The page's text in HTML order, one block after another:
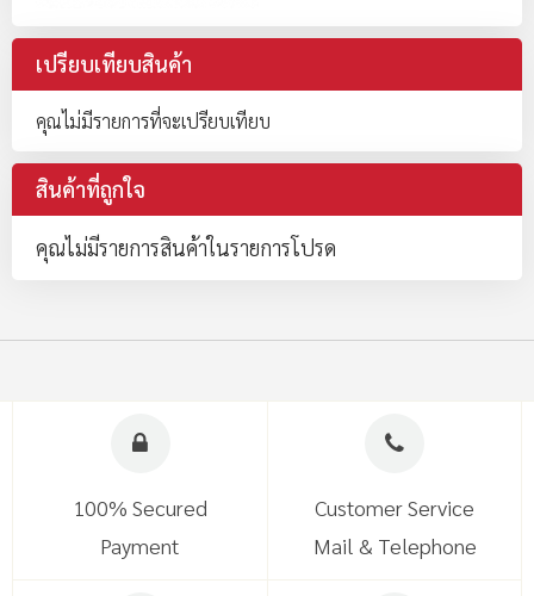
เปรียบเทียบสินค้า
คุณไม่มีรายการที่จะเปรียบเทียบ
สินค้าที่ถูกใจ
คุณไม่มีรายการสินค้าในรายการโปรด
100% Secured
Payment
Customer Service
Mail & Telephone